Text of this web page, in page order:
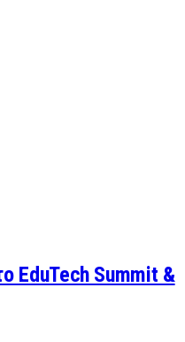
EduTech Summit &